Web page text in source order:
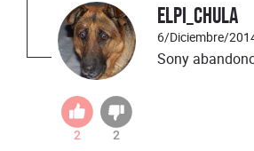
ElPi_chula
6/Diciembre/
2 2
Sony